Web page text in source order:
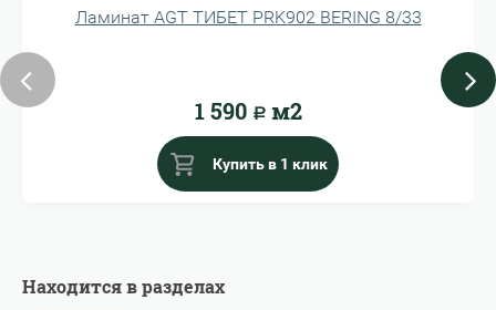
Ламинат AGT ТИБЕТ PRK902 BERING 8/33
1 590 Рм2
Купить в 1 клик
Находится в разделах